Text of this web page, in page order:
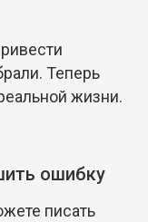
Теперь
жизни.
ошибку
писать